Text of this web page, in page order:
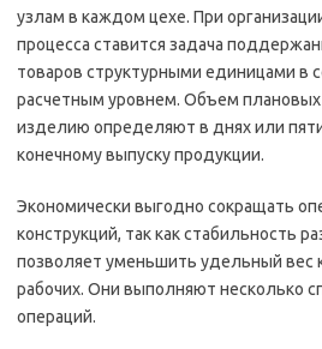
узлам в каждом цехе. При
процесса ставится задача
товаров структурными единицами в
расчетным уровнем. Объем
изделию определяют в днях или
конечному выпуску продукции.
Экономически выгодно сокращать
конструкций, так как стабильность
позволяет уменьшить удельный вес
рабочих. Они выполняют несколько
операций.